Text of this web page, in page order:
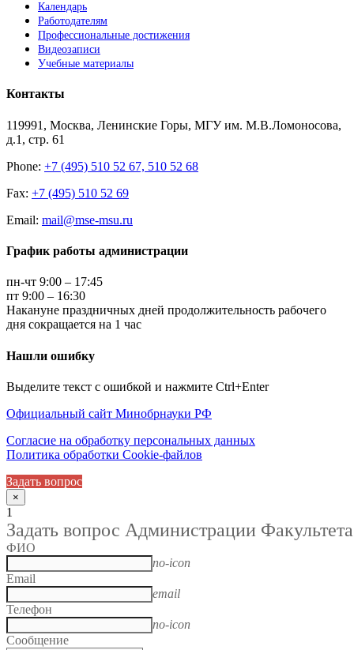
Календарь
Работодателям
Профессиональные достижения
Видеозаписи
Учебные материалы
Контакты
119991, Москва, Ленинские Горы, МГУ им. М.В.Ломоносова,
д.1, стр. 61
Phone: +7 (495) 510 52 67, 510 52 68
Fax: +7 (495) 510 52 69
Email: mail@mse-msu.ru
График работы администрации
пн-чт 9:00 – 17:45
пт 9:00 – 16:30
Накануне праздничных дней продолжительность рабочего
дня сокращается на 1 час
Нашли ошибку
Выделите текст с ошибкой и нажмите Ctrl+Enter
Официальный сайт Минобрнауки РФ
Согласие на обработку персональных данных
Политика обработки Cookie-файлов
Задать вопрос
×
1
Задать вопрос Администрации Факультета
ФИО
no-icon
Email
email
Телефон
no-icon
Сообщение